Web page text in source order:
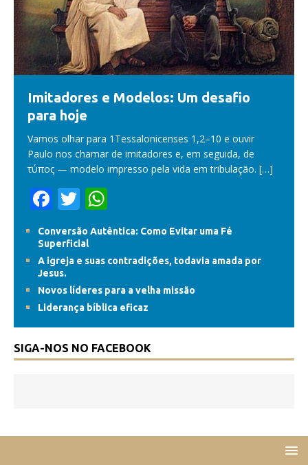
Imitadores e Modelos: Um desafio
para hoje
Vamos olhar para 1Tessalonicenses 1,2–10 e ouvir
Paulo nos chamar de imitadores e, em seguida, de
τύπος — modelo impresso pela vida em tribulação. […]
F
e
b
o
o
k
T
w
itt
er
h
at
s
A
p
p
Conversão Autêntica: Como Evitar uma Fé
Superficial
A igreja e suas contradições, todavia amada por
Jesus.
Novos líderes para a velha missão
Liderança bíblica eficaz
SIGA-NOS NO FACEBOOK